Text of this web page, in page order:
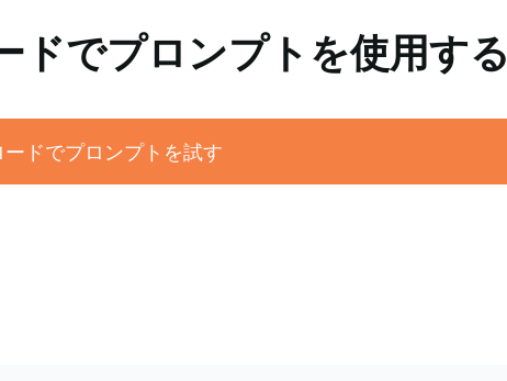
ドでプロンプトを使用する
ードでプロンプトを試す